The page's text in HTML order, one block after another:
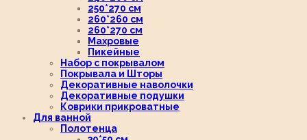
250*270 см
260*260 см
260*270 см
Махровые
Пикейные
Набор с покрывалом
Покрывала и Шторы
Декоративные наволочки
Декоративные подушки
Коврики прикроватные
Для ванной
Полотенца